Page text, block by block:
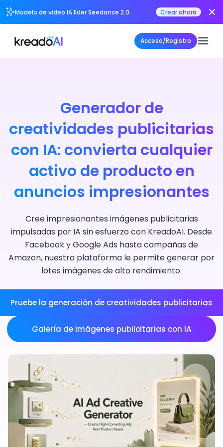
Modelo de video IA líder Seedance 2.0 Crear ahora
Acceso/Registro
Generador de
creatividades publicitarias
con IA: convierta cualquier
activo de producto en
anuncios impresionantes
Cree impresionantes imágenes publicitarias
impulsadas por IA sin esfuerzo con KreadoAI. Desde
Facebook y Google Ads hasta campañas de
Amazon, nuestra plataforma le permite generar por
lotes imágenes de alto rendimiento.
Pruebe la generación de creatividades publicitarias
Galería de imágenes publicitarias con IA